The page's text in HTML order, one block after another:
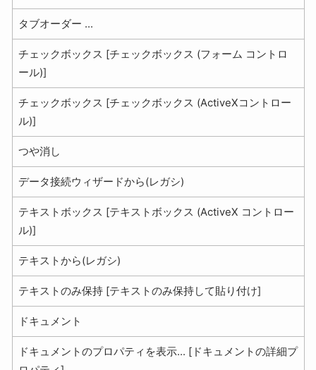
タブオーダー ...
チェックボックス [チェックボックス (フォーム コントロ
ール)]
チェックボックス [チェックボックス (ActiveXコントロー
ル)]
つや消し
データ接続ウィザードから(レガシ)
テキストボックス [テキストボックス (ActiveX コントロー
ル)]
テキストから(レガシ)
テキストのみ保持 [テキストのみ保持して貼り付け]
ドキュメント
ドキュメントのプロパティを表示... [ドキュメントの詳細プ